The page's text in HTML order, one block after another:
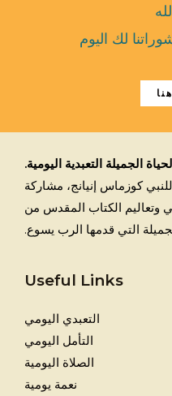
لك اليوم
الجميلة التعبدية اليومية.
كوزماس إنيانج، مشاركة
وتعاليم الكتاب المقدس من
التي قدمها الرب يسوع.
Useful Links
التعبدي اليومي
التأمل اليومي
الصلاة اليومية
نعمة يومية